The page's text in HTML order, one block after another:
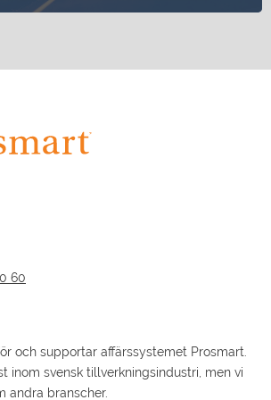
60
och supportar affärssystemet Prosmart.
inom svensk tillverkningsindustri, men vi
andra branscher.